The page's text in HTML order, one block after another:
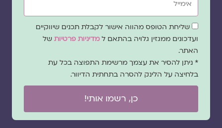
שדה
הסכמה
שליחת הטופס מהווה אישור לקבלת תכנים שיווקיים
ועדכונים ממגזין גלויה בהתאם ל מדיניות פרטיותשל
האתר.
* ניתן להסיר את עצמך מרשימת התפוצה בכל עת
בלחיצה על הלינק להסרה בתחתית הדיוור.
כן, רשמו אותי!